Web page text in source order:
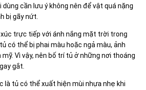
dùng cần lưu ý không nên để vật quá nặng
bị gãy nứt.
xúc trực tiếp với ánh nắng mặt trời trong
có thể bị phai màu hoặc ngả màu, ảnh
Vì vậy, nên bố trí tủ ở những nơi thoáng
gắt.
là tủ có thể xuất hiện mùi nhựa nhẹ khi